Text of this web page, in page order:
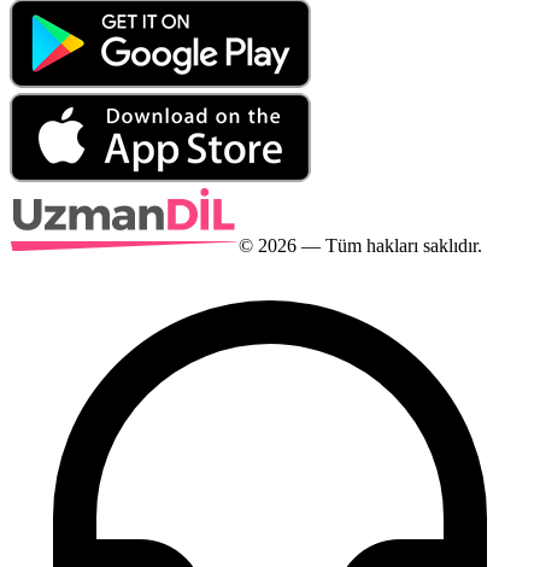
© 2026 — Tüm hakları saklıdır.